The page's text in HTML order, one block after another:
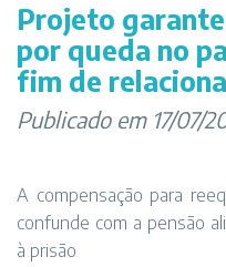
Projeto
por queda no
fim de
Publicado em 17/07/
A compensação para
confunde com a pensão
à prisão